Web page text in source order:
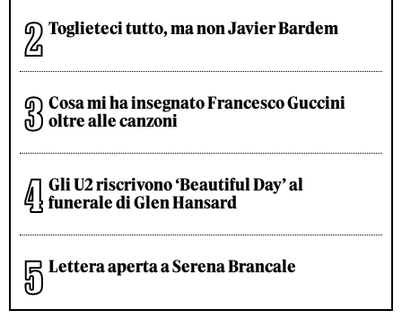
Toglieteci tutto, ma non Javier Bardem
Cosa mi ha insegnato Francesco Guccini
oltre alle canzoni
Gli U2 riscrivono ‘Beautiful Day’ al
funerale di Glen Hansard
Lettera aperta a Serena Brancale